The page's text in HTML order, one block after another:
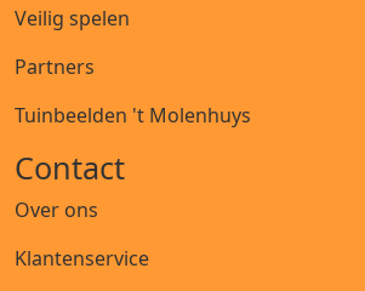
Veilig spelen
Partners
Tuinbeelden 't Molenhuys
Contact
Over ons
Klantenservice